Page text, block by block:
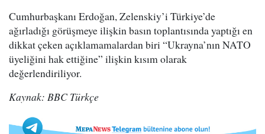
Cumhurbaşkanı Erdoğan, Zelenskiy’i Türkiye’de
ağırladığı görüşmeye ilişkin basın toplantısında yaptığı en
dikkat çeken açıklamamalardan biri “Ukrayna’nın NATO
üyeliğini hak ettiğine” ilişkin kısım olarak
değerlendiriliyor.
Kaynak: BBC Türkçe